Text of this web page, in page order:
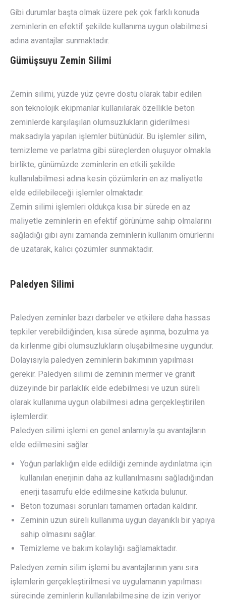
Gibi durumlar başta olmak üzere pek çok farklı konuda
zeminlerin en efektif şekilde kullanıma uygun olabilmesi
adına avantajlar sunmaktadır.
Gümüşsuyu Zemin Silimi
Zemin silimi, yüzde yüz çevre dostu olarak tabir edilen
son teknolojik ekipmanlar kullanılarak özellikle beton
zeminlerde karşılaşılan olumsuzlukların giderilmesi
maksadıyla yapılan işlemler bütünüdür. Bu işlemler silim,
temizleme ve parlatma gibi süreçlerden oluşuyor olmakla
birlikte, günümüzde zeminlerin en etkili şekilde
kullanılabilmesi adına kesin çözümlerin en az maliyetle
elde edilebileceği işlemler olmaktadır.
Zemin silimi işlemleri oldukça kısa bir sürede en az
maliyetle zeminlerin en efektif görünüme sahip olmalarını
sağladığı gibi aynı zamanda zeminlerin kullanım ömürlerini
de uzatarak, kalıcı çözümler sunmaktadır.
Paledyen Silimi
Paledyen zeminler bazı darbeler ve etkilere daha hassas
tepkiler verebildiğinden, kısa sürede aşınma, bozulma ya
da kirlenme gibi olumsuzlukların oluşabilmesine uygundur.
Dolayısıyla paledyen zeminlerin bakımının yapılması
gerekir. Paledyen silimi de zeminin mermer ve granit
düzeyinde bir parlaklık elde edebilmesi ve uzun süreli
olarak kullanıma uygun olabilmesi adına gerçekleştirilen
işlemlerdir.
Paledyen silimi işlemi en genel anlamıyla şu avantajların
elde edilmesini sağlar:
Yoğun parlaklığın elde edildiği zeminde aydınlatma için
kullanılan enerjinin daha az kullanılmasını sağladığından
enerji tasarrufu elde edilmesine katkıda bulunur.
Beton tozuması sorunları tamamen ortadan kaldırır.
Zeminin uzun süreli kullanıma uygun dayanıklı bir yapıya
sahip olmasını sağlar.
Temizleme ve bakım kolaylığı sağlamaktadır.
Paledyen zemin silim işlemi bu avantajlarının yanı sıra
işlemlerin gerçekleştirilmesi ve uygulamanın yapılması
sürecinde zeminlerin kullanılabilmesine de izin veriyor